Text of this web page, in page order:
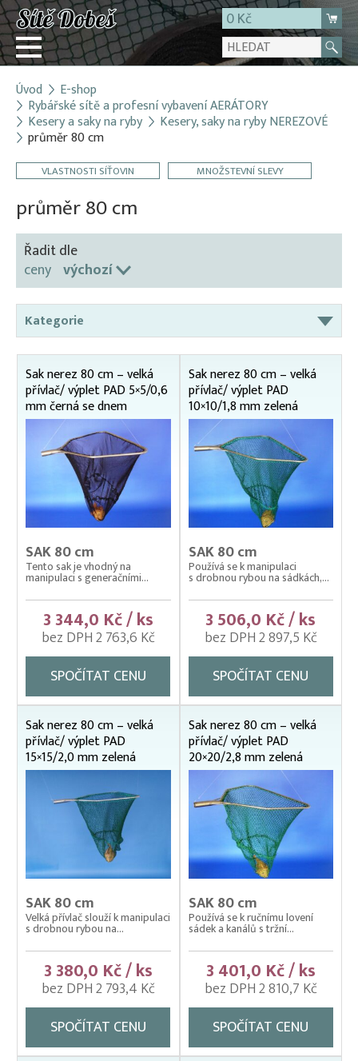
0 Kč
Přihlásit
Registrace
O firmě
Kontakt
Úvod E-shop
Rybářské sítě a profesní vybavení AERÁTORY
Kesery a saky na ryby Kesery, saky na ryby NEREZOVÉ
průměr 80 cm
VLASTNOSTI SÍŤOVIN MNOŽSTEVNÍ SLEVY
průměr 80 cm
Řadit dle
ceny výchozí
Kategorie
Čeřeny hospodářské
Kádě, kbelíky, vany
Kesery a saky na ryby
Dřevěné násady
Kesery mechanické ZINKOVANÉ
Kesery, saky na ryby NEREZOVÉ
20 x 15 cm
osmibok 32 cm
průměr 35 cm
průměr 40 cm
průměr 45 cm
průměr 50 cm
průměr 60 cm
průměr 80 cm
Kesery, saky na ryby ZINKOVANÉ
Sáčky drátěné NEREZOVÉ
Samostatné rámy
Výplety – síťky pro kesery, saky
Kolíbky – klecové plovoucí odchovny
Kolíbky – krycí sítě na kolíbky
Kolíbky/haltýře – dvojitý plovoucí rám
Kolíbky/haltýře – jednoduchý plovoucí rám
Kolíbky/haltýře jednoduché závěsné (klecové sítě)
Krycí sítě na kádě a bazény
Krycí sítě na sádky, rybníky a klecové chovy
Lodě pracovní
Lodní motory závěsné Honda
Násady na kesery a saky
Sak nerez 80 cm – velká
přívlač/ výplet PAD 5×5/0,6
mm černá se dnem
SAK 80 cm
Tento sak je vhodný na
manipulaci s generačními...
3 344,0 Kč / ks
bez DPH 2 763,6 Kč
SPOČÍTAT CENU
Sak nerez 80 cm – velká
přívlač/ výplet PAD
10×10/1,8 mm zelená
SAK 80 cm
Používá se k manipulaci
s drobnou rybou na sádkách,...
3 506,0 Kč / ks
bez DPH 2 897,5 Kč
SPOČÍTAT CENU
Sak nerez 80 cm – velká
přívlač/ výplet PAD
15×15/2,0 mm zelená
SAK 80 cm
Velká přívlač slouží k manipulaci
s drobnou rybou na...
3 380,0 Kč / ks
bez DPH 2 793,4 Kč
SPOČÍTAT CENU
Sak nerez 80 cm – velká
přívlač/ výplet PAD
20×20/2,8 mm zelená
SAK 80 cm
Používá se k ručnímu lovení
sádek a kanálů s tržní...
3 401,0 Kč / ks
bez DPH 2 810,7 Kč
SPOČÍTAT CENU